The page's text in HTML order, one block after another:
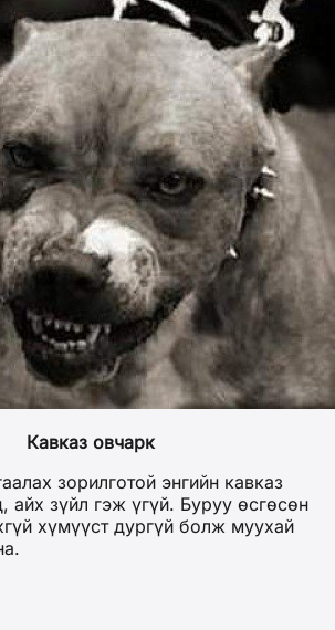
Кавказ овчарк
зорилготой энгийн кавказ
айх зүйл гэж үгүй. Буруу өсгөсөн
хүмүүст дургүй болж муухай